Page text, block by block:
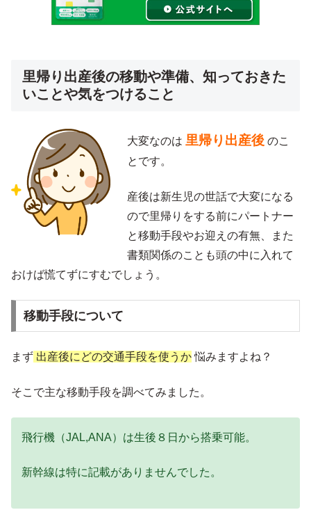
里帰り出産後の移動や準備、知っておきた
いことや気をつけること
大変なのは 里帰り出産後 のこ
とです。
産後は新生児の世話で大変になる
ので里帰りをする前にパートナー
と移動手段やお迎えの有無、また
書類関係のことも頭の中に入れて
おけば慌てずにすむでしょう。
移動手段について
まず 出産後にどの交通手段を使うか悩みますよね？
そこで主な移動手段を調べてみました。
飛行機（JAL,ANA）は生後８日から搭乗可能。
新幹線は特に記載がありませんでした。